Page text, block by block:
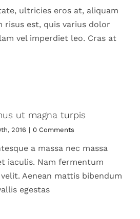
ultricies eros at, aliquam
risus est, quis varius dolor
vel imperdiet leo. Cras at
ut magna turpis
2016 | 0 Comments
a massa nec massa
iaculis. Nam fermentum
Aenean mattis bibendum
egestas